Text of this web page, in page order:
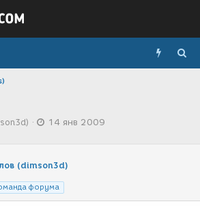
а
с
з
д
14 янв 2009
(dimson3d)
форума